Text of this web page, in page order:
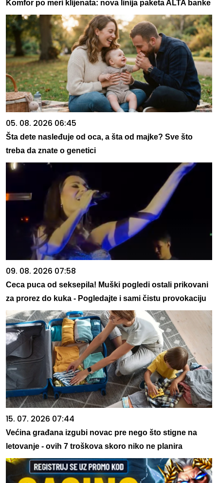
Komfor po meri klijenata: nova linija paketa ALTA banke
05. 08. 2026 06:45
Šta dete nasleđuje od oca, a šta od majke? Sve što
treba da znate o genetici
09. 08. 2026 07:58
Ceca puca od seksepila! Muški pogledi ostali prikovani
za prorez do kuka - Pogledajte i sami čistu provokaciju
15. 07. 2026 07:44
Većina građana izgubi novac pre nego što stigne na
letovanje - ovih 7 troškova skoro niko ne planira